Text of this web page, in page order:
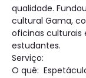
qualidade.
cultural Gama,
oficinas culturais
estudantes.
Serviço:
O quê: